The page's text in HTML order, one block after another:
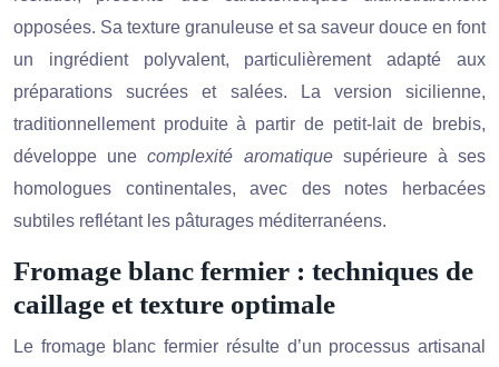
opposées. Sa texture granuleuse et sa saveur douce en font
un ingrédient polyvalent, particulièrement adapté aux
préparations sucrées et salées. La version sicilienne,
traditionnellement produite à partir de petit-lait de brebis,
développe unecomplexité aromatique supérieure à ses
homologues continentales, avec des notes herbacées
subtiles reflétant les pâturages méditerranéens.
Fromage blanc fermier : techniques de
caillage et texture optimale
Le fromage blanc fermier résulte d’un processus artisanal